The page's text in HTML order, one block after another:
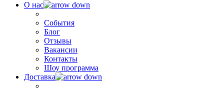
О нас
События
Блог
Отзывы
Вакансии
Контакты
Шоу программа
Доставка